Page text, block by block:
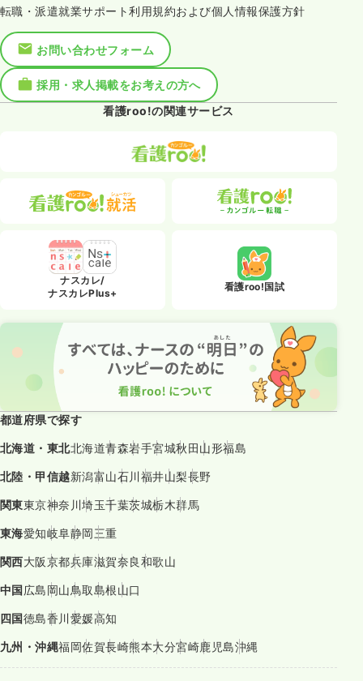
転職・派遣就業サポート利用規約および個人情報保護方針
お問い合わせフォーム
採用・求人掲載をお考えの方へ
看護roo!の関連サービス
ナスカレ/
ナスカレPlus+
看護roo!国試
都道府県で探す
北海道・東北北海道青森岩手宮城秋田山形福島
北陸・甲信越新潟富山石川福井山梨長野
関東東京神奈川埼玉千葉茨城栃木群馬
東海愛知岐阜静岡三重
関西大阪京都兵庫滋賀奈良和歌山
中国広島岡山鳥取島根山口
四国徳島香川愛媛高知
九州・沖縄福岡佐賀長崎熊本大分宮崎鹿児島沖縄